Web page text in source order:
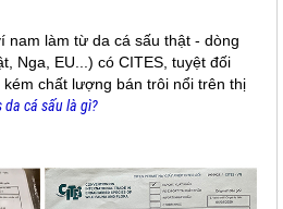
nam làm từ da cá sấu thật - dòng
Nga, EU...) có CITES, tuyệt đối
chất lượng bán trôi nổi trên thị
da cá sấu là gì?